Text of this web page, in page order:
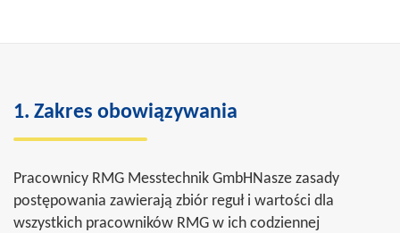
1. Zakres obowiązywania
Pracownicy RMG Messtechnik GmbHNasze zasady
postępowania zawierają zbiór reguł i wartości dla
wszystkich pracowników RMG w ich codziennej